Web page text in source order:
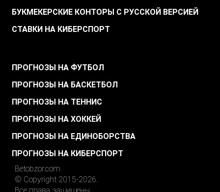
БУКМЕКЕРСКИЕ КОНТОРЫ С РУССКОЙ ВЕРСИЕЙ
СТАВКИ НА КИБЕРСПОРТ
ПРОГНОЗЫ НА ФУТБОЛ
ПРОГНОЗЫ НА БАСКЕТБОЛ
ПРОГНОЗЫ НА ТЕННИС
ПРОГНОЗЫ НА ХОККЕЙ
ПРОГНОЗЫ НА ЕДИНОБОРСТВА
ПРОГНОЗЫ НА КИБЕРСПОРТ
Betobzor.com
© Copyright 2015-2026.